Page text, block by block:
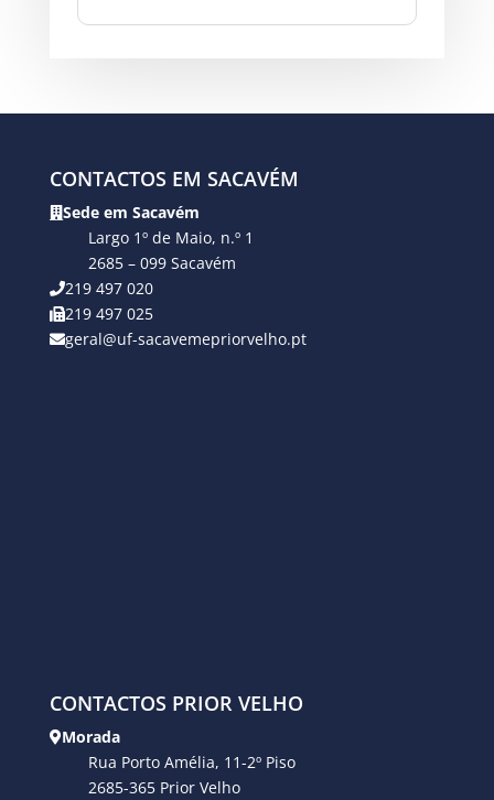
CONTACTOS EM SACAVÉM
Sede em Sacavém
Largo 1º de Maio, n.º 1
2685 – 099 Sacavém
219 497 020
219 497 025
geral@uf-sacavemepriorvelho.pt
CONTACTOS PRIOR VELHO
Morada
Rua Porto Amélia, 11-2º Piso
2685-365 Prior Velho